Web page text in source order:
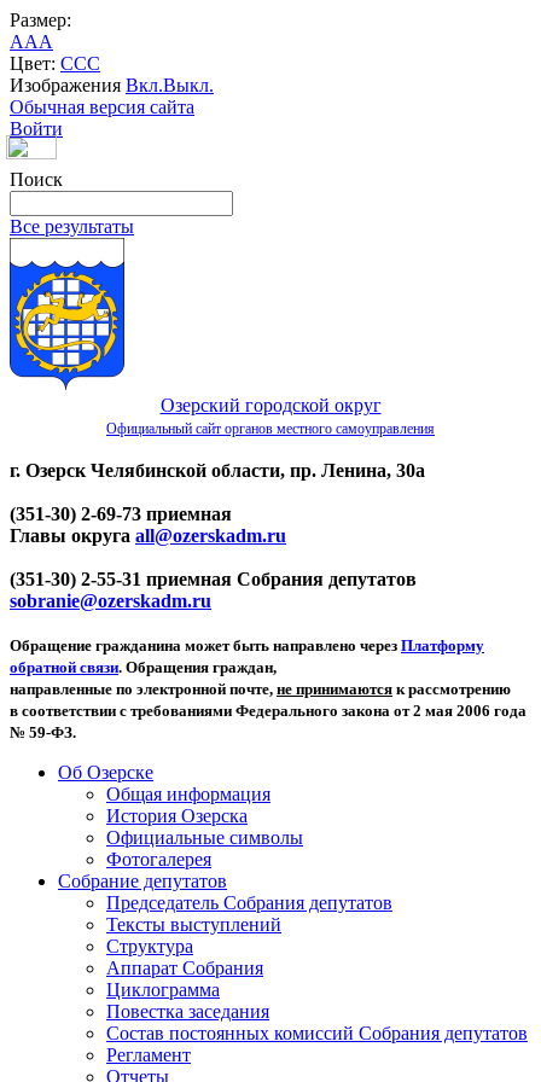
Размер:
AAA
Цвет: CCC
Изображения Вкл.Выкл.
Обычная версия сайта
Войти
Поиск
Все результаты
Озерский городской округ
Официальный сайт органов местного самоуправления
г. Озерск Челябинской области, пр. Ленина, 30а
(351-30) 2-69-73 приемная
Главы округа all@ozerskadm.ru
(351-30) 2-55-31 приемная Собрания депутатов
sobranie@ozerskadm.ru
Обращение гражданина может быть направлено через Платформу
обратной связи. Обращения граждан,
направленные по электронной почте, не принимаются к рассмотрению
в соответствии с требованиями Федерального закона от 2 мая 2006 года
№ 59-ФЗ.
Об Озерске
Общая информация
История Озерска
Официальные символы
Фотогалерея
Собрание депутатов
Председатель Собрания депутатов
Тексты выступлений
Структура
Аппарат Собрания
Циклограмма
Повестка заседания
Состав постоянных комиссий Собрания депутатов
Регламент
Отчеты